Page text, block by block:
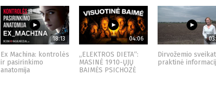
18:13
Ex Machina: kontrolės
ir pasirinkimo
anatomija
04:06
„ELEKTROS DIETA“:
MASINĖ 1910-ŲJŲ
BAIMĖS PSICHOZĖ
Dirvožemio
praktinė